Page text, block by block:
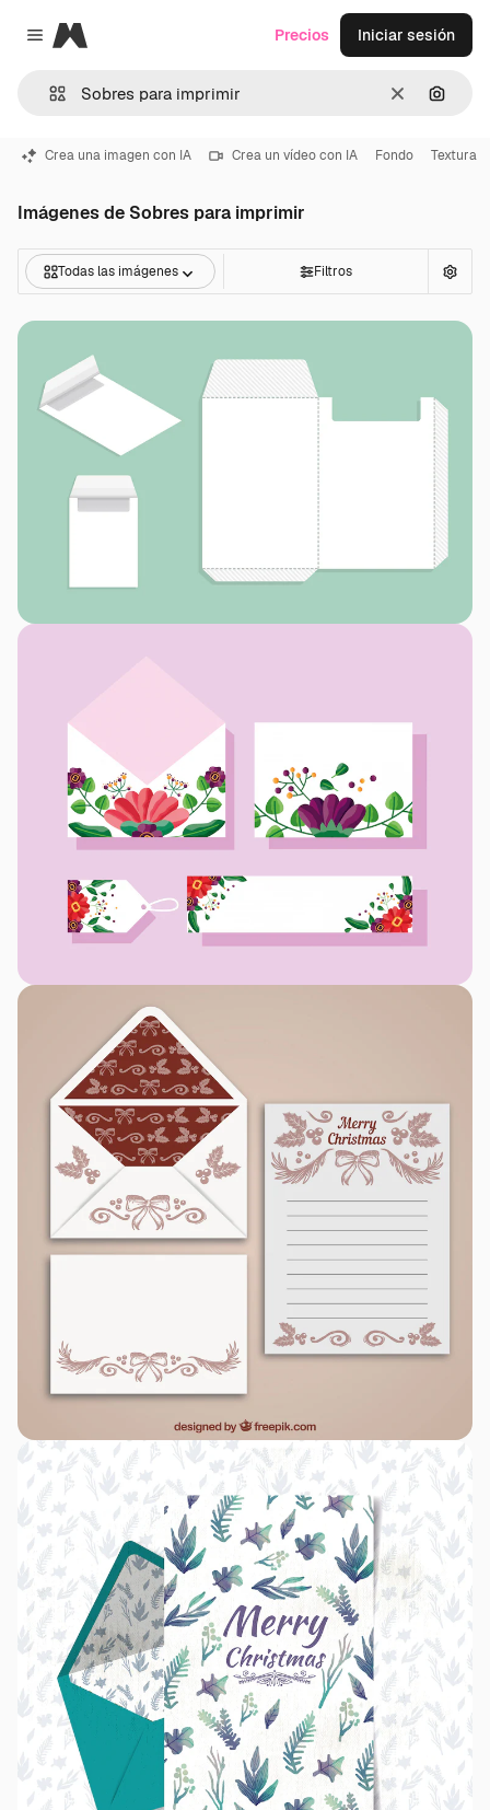
Close menu
Magnific
Borrar
Precios Iniciar sesión
Crea una imagen con IA Crea un vídeo con IA Fondo Textura
Imágenes de Sobres para imprimir
Todas las imágenes Filtros